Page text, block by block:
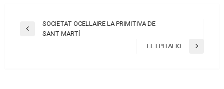
Navegación
Entrada
SOCIETAT OCELLAIRE LA PRIMITIVA DE
SANT MARTÍ
Entrada
EL EPITAFIO